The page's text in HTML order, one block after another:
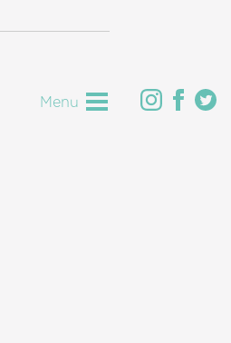
Menu